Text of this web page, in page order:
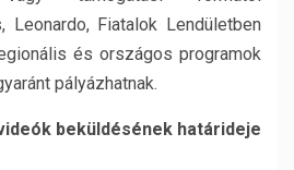
Leonardo, Fiatalok Lendületben
és országos programok
pályázhatnak.
beküldésének határideje